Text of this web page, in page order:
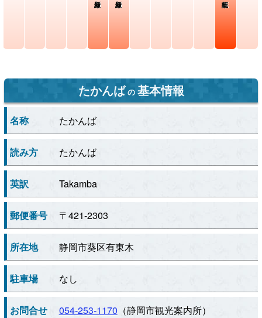
たかんばの 基本情報
名称 たかんば
読み方 たかんば
英訳 Takamba
郵便番号 〒421-2303
所在地 静岡市葵区有東木
駐車場 なし
お問合せ 054-253-1170（静岡市観光案内所）